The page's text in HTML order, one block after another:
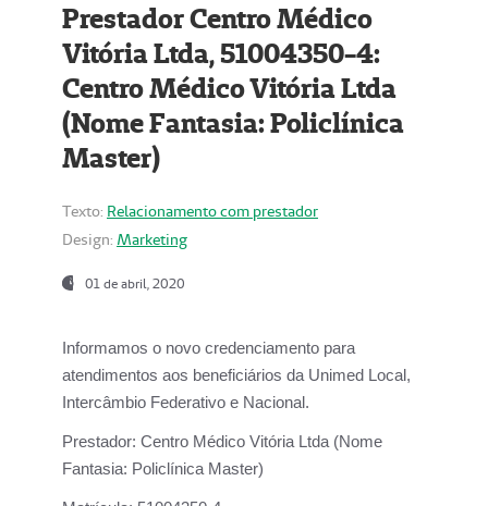
Prestador Centro Médico
Vitória Ltda, 51004350-4:
Centro Médico Vitória Ltda
(Nome Fantasia: Policlínica
Master)
Texto: Relacionamento com prestador
Design: Marketing
01 de abril, 2020
Informamos o novo credenciamento para
atendimentos aos beneficiários da Unimed Local,
Intercâmbio Federativo e Nacional.
Prestador: Centro Médico Vitória Ltda (Nome
Fantasia: Policlínica Master)